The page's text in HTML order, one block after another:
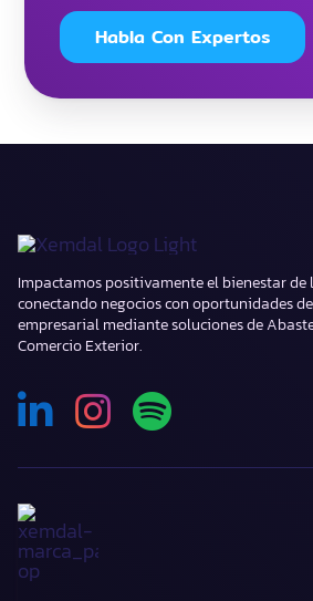
Habla Con Expertos
9 de septiembre de 2025
Destacado Noticia,Noticias | Etiquetas:
Impactamos positivamente el bienestar de
conectando negocios con oportunidades
empresarial mediante soluciones de
Comercio Exterior.